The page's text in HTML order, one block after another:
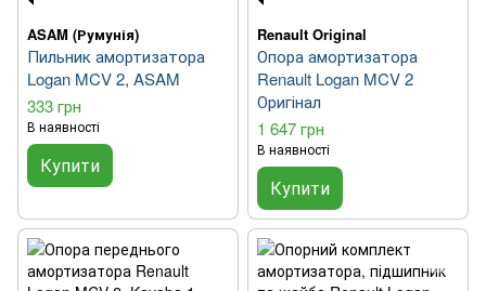
ASAM (Румунія)
Пильник амортизатора
Logan MCV 2, ASAM
333 грн
В наявності
Купити
Renault Original
Опора амортизатора
Renault Logan MCV 2
Оригінал
1 647 грн
В наявності
Купити